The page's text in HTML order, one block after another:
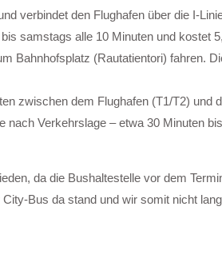
verbindet den Flughafen über die I-
samstags alle 10 Minuten und kostet
Bahnhofsplatz (Rautatientori) fahren.
zwischen dem Flughafen (T1/T2) und
Verkehrslage – etwa 30 Minuten
da die Bushaltestelle vor dem
Bus da stand und wir somit nicht